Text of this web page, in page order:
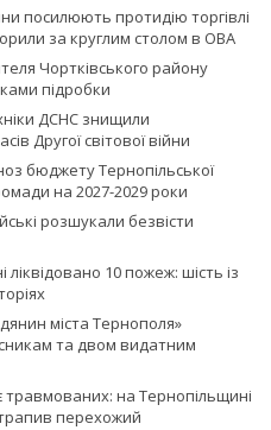
посилюють протидію торгівлі
за круглим столом в ОВА
Чортківського району
підробки
ДСНС знищили
Другої світової війни
бюджету Тернопільської
на 2027-2029 роки
розшукали безвісти
10 пожеж: шість із
міста Тернополя»
та двом видатним
на Тернопільщині
перехожий